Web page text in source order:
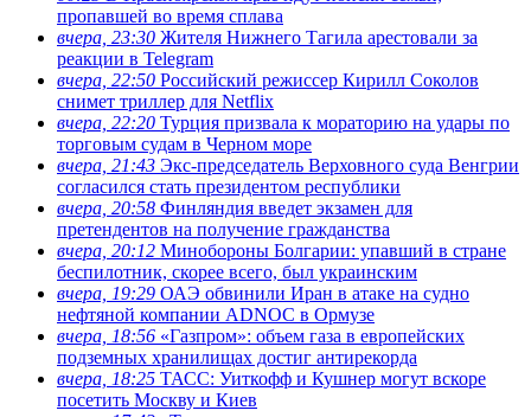
пропавшей во время сплава
вчера, 23:30 Жителя Нижнего Тагила арестовали за
реакции в Теlegram
вчера, 22:50 Российский режиссер Кирилл Соколов
снимет триллер для Netflix
вчера, 22:20 Турция призвала к мораторию на удары по
торговым судам в Черном море
вчера, 21:43 Экс-председатель Верховного суда Венгрии
согласился стать президентом республики
вчера, 20:58 Финляндия введет экзамен для
претендентов на получение гражданства
вчера, 20:12 Минобороны Болгарии: упавший в стране
беспилотник, скорее всего, был украинским
вчера, 19:29 ОАЭ обвинили Иран в атаке на судно
нефтяной компании ADNOC в Ормузе
вчера, 18:56 «Газпром»: объем газа в европейских
подземных хранилищах достиг антирекорда
вчера, 18:25 ТАСС: Уиткофф и Кушнер могут вскоре
посетить Москву и Киев